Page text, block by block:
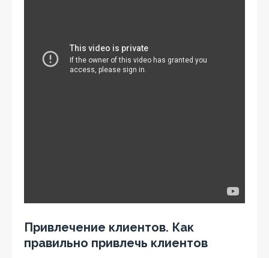
Привлечение клиентов. Как
правильно привлечь клиентов